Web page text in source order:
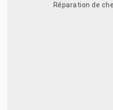
Réparation de